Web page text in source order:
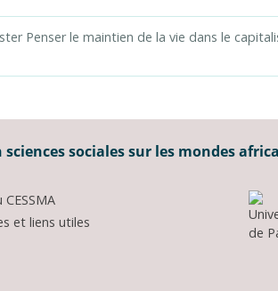
Penser le maintien de la vie dans le
sciences sociales sur les mondes
et liens utiles